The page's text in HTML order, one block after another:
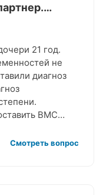
21 год.
не
диагноз
ВМС…
Смотреть вопрос